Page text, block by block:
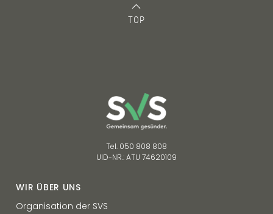
TOP
Tel. 050 808 808
UID-NR.: ATU 74620109
WIR ÜBER UNS
Organisation der SVS